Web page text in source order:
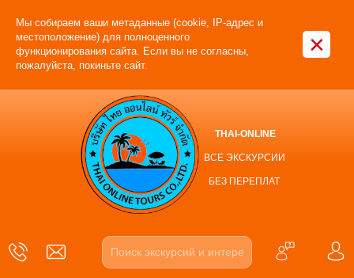
Мы собираем ваши метаданные (cookie, IP-адрес и
местоположение) для полноценного
функционирования сайта. Если вы не согласны,
пожалуйста, покиньте сайт.
×
THAI-ONLINE
ВСЕ ЭКСКУРСИИ
БЕЗ ПЕРЕПЛАТ